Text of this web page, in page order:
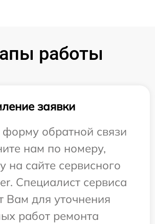
работы
заявки
обратной связи
нам по номеру,
на сайте сервисного
Специалист сервиса
Вам для уточнения
работ ремонта